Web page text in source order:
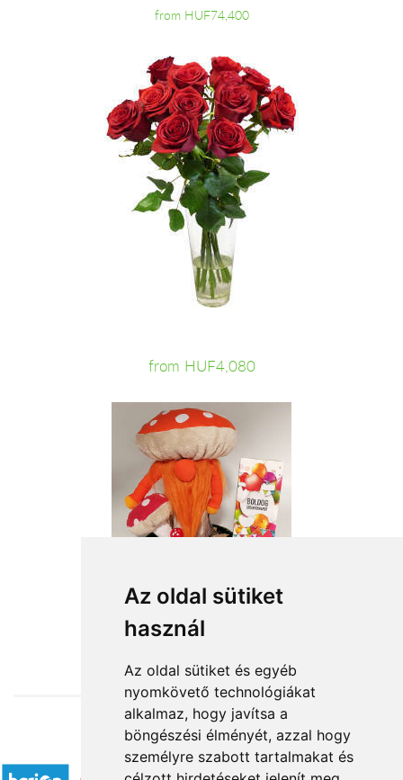
Az oldal sütiket
használ
Az oldal sütiket és egyéb
nyomkövető technológiákat
alkalmaz, hogy javítsa a
böngészési élményét, azzal hogy
személyre szabott tartalmakat és
from HUF74,400
from HUF4,080
from HUF15,760
Accepted payment methods